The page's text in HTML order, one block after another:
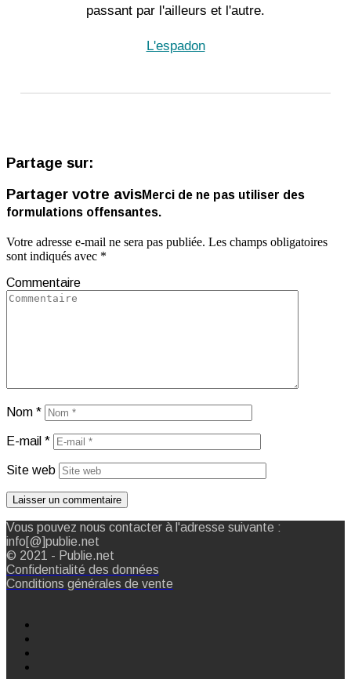
passant par l'ailleurs et l'autre.
L'espadon
Partage sur:
Partager votre avisMerci de ne pas utiliser des
formulations offensantes.
Votre adresse e-mail ne sera pas publiée. Les champs obligatoires
sont indiqués avec *
Commentaire
Nom *
E-mail *
Site web
Vous pouvez nous contacter à l'adresse suivante :
info[@]publie.net
© 2021 - Publie.net
Confidentialité des données
Conditions générales de vente